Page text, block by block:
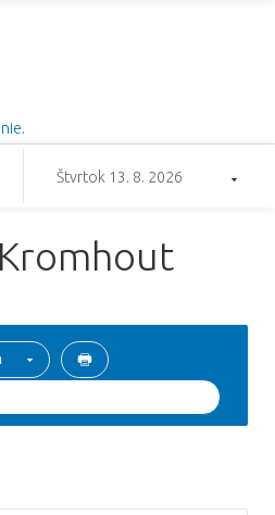
Štvrtok 13. 8. 2026